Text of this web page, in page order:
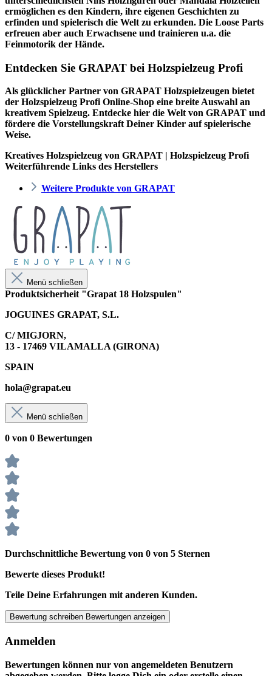
ermöglichen es den Kindern, ihre eigenen Geschichten zu
erfinden und spielerisch die Welt zu erkunden. Die Loose Parts
erfreuen aber auch Erwachsene und trainieren u.a. die
Feinmotorik der Hände.
Entdecken Sie GRAPAT bei Holzspielzeug Profi
Als glücklicher Partner von GRAPAT Holzspielzeugen bietet
der Holzspielzeug Profi Online-Shop eine breite Auswahl an
kreativem Spielzeug. Entdecke hier die Welt von GRAPAT und
fördere die Vorstellungskraft Deiner Kinder auf spielerische
Weise.
Kreatives Holzspielzeug von GRAPAT | Holzspielzeug Profi
Weiterführende Links des Herstellers
Weitere Produkte von GRAPAT
Menü schließen
Produktsicherheit "Grapat 18 Holzspulen"
JOGUINES GRAPAT, S.L.
C/ MIGJORN,
13 - 17469 VILAMALLA (GIRONA)
SPAIN
hola@grapat.eu
Menü schließen
0 von 0 Bewertungen
Durchschnittliche Bewertung von 0 von 5 Sternen
Bewerte dieses Produkt!
Teile Deine Erfahrungen mit anderen Kunden.
Bewertung schreiben Bewertungen anzeigen
Anmelden
Bewertungen können nur von angemeldeten Benutzern